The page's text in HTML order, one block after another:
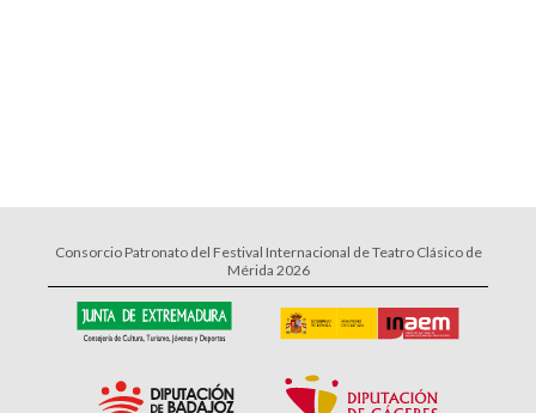
Consorcio Patronato del Festival Internacional de Teatro Clásico de
Mérida 2026